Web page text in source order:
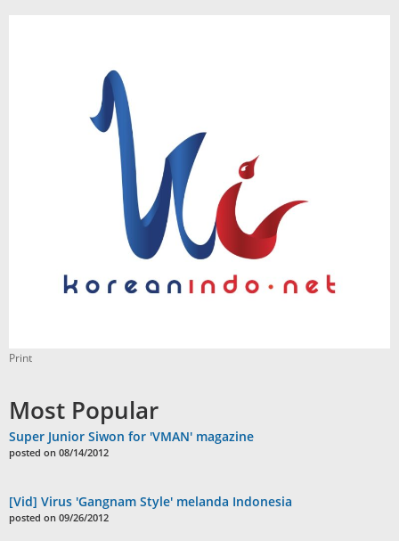
Print
Most Popular
Super Junior Siwon for 'VMAN' magazine
posted on 08/14/2012
[Vid] Virus 'Gangnam Style' melanda Indonesia
posted on 09/26/2012